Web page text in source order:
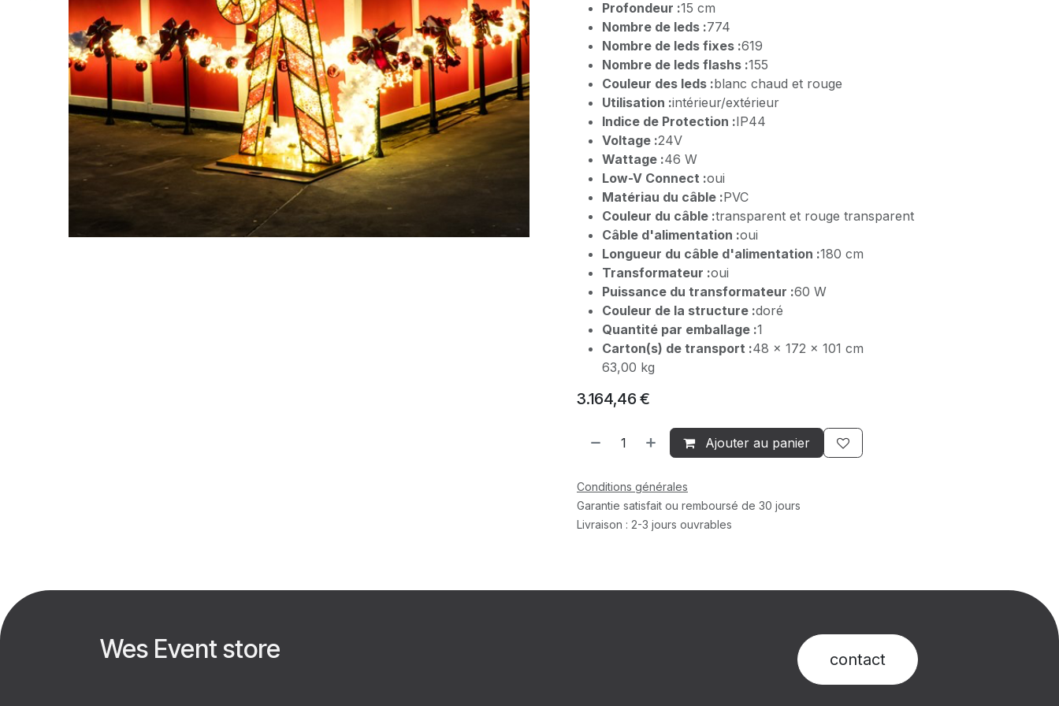
Profondeur :15 cm
Nombre de leds :774
Nombre de leds fixes :619
Nombre de leds flashs :155
Couleur des leds :blanc chaud et rouge
Utilisation :intérieur/extérieur
Indice de Protection :IP44
Voltage :24V
Wattage :46 W
Low-V Connect :oui
Matériau du câble :PVC
Couleur du câble :transparent et rouge transparent
Câble d'alimentation :oui
Longueur du câble d'alimentation :180 cm
Transformateur :oui
Puissance du transformateur :60 W
Couleur de la structure :doré
Quantité par emballage :1
Carton(s) de transport :48 x 172 x 101 cm
63,00 kg
3.164,46 €
Ajouter au panier
Conditions générales
Garantie satisfait ou remboursé de 30 jours
Livraison : 2-3 jours ouvrables
Wes Event store contact​